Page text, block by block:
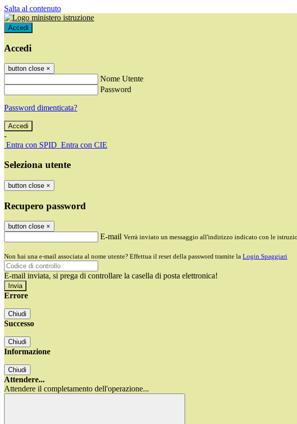
Salta al contenuto
Accedi
Accedi
button close ×
Nome Utente
Password
Password dimenticata?
-
Entra con SPID Entra con CIE
Seleziona utente
button close ×
Recupero password
button close ×
E-mail Verrà inviato un messaggio all'indirizzo indicato con le
Non hai una e-mail associata al nome utente? Effettua il reset della password tramite la Login Spaggiari
E-mail inviata, si prega di controllare la casella di posta elettronica!
Errore
Chiudi
Successo
Chiudi
Informazione
Chiudi
Attendere...
Attendere il completamento dell'operazione...